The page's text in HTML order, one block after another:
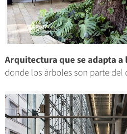
Arquitectura que se adapta a
donde los árboles son parte del